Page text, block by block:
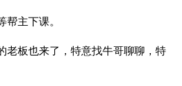
主下课。
老板也来了，特意找牛哥聊聊，特